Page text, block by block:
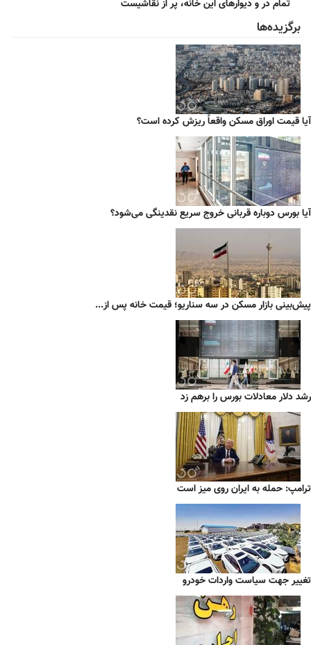
تمام در و دیوارهای این خانه، پر از نقاشیست
برگزیده‌ها
آیا قیمت اوراق مسکن واقعاً ریزش کرده است؟
آیا بورس دوباره قربانی خروج سریع نقدینگی می‌شود؟
پیش‌بینی بازار مسکن در سه سناریو؛ قیمت خانه پس از...
رشد دلار معادلات بورس را برهم زد
ترامپ: حمله به ایران روی میز است
تغییر جهت سیاست واردات خودرو